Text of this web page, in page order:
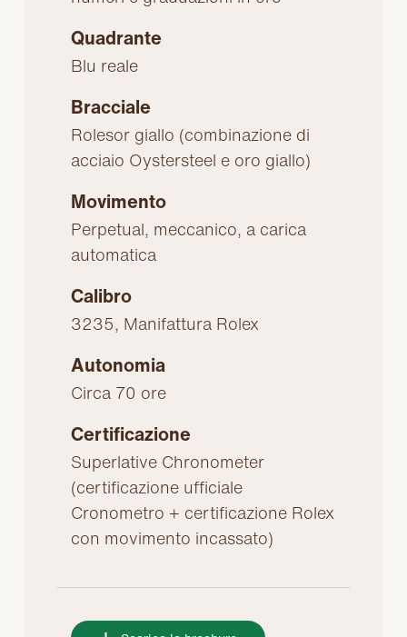
Quadrante
Blu reale
Bracciale
Rolesor giallo (combinazione di
acciaio Oystersteel e oro giallo)
Movimento
Perpetual, meccanico, a carica
automatica
Calibro
3235, Manifattura Rolex
Autonomia
Circa 70 ore
Certificazione
Superlative Chronometer
(certificazione ufficiale
Cronometro + certificazione Rolex
con movimento incassato)